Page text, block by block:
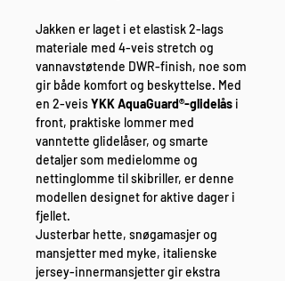
Jakken er laget i et elastisk 2-lags
materiale med 4-veis stretch og
vannavstøtende DWR-finish, noe som
gir både komfort og beskyttelse. Med
en 2-veisYKK AquaGuard®-glidelås i
front, praktiske lommer med
vanntette glidelåser, og smarte
detaljer som medielomme og
nettinglomme til skibriller, er denne
modellen designet for aktive dager i
fjellet.
Justerbar hette, snøgamasjer og
mansjetter med myke, italienske
jersey-innermansjetter gir ekstra